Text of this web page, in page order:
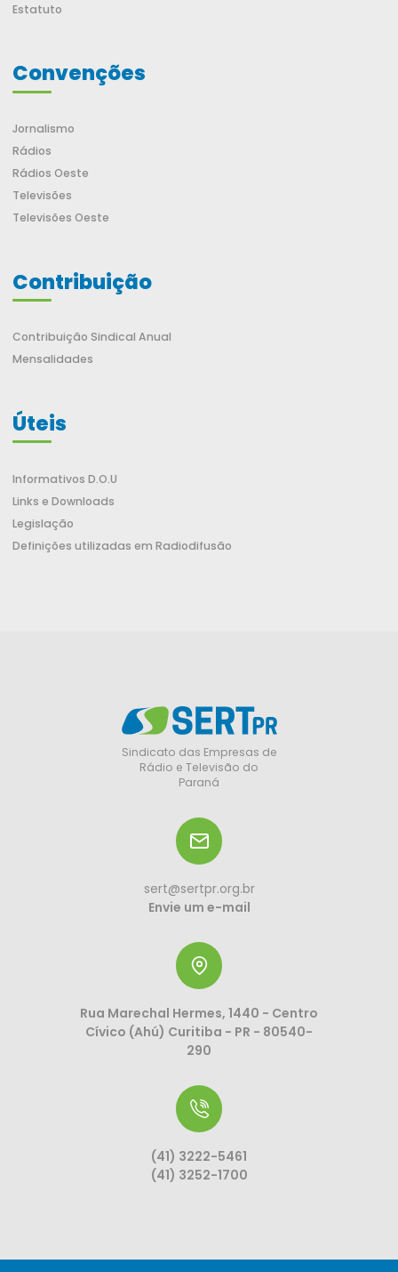
Estatuto
Convenções
Jornalismo
Rádios
Rádios Oeste
Televisões
Televisões Oeste
Contribuição
Contribuição Sindical Anual
Mensalidades
Úteis
Informativos D.O.U
Links e Downloads
Legislação
Definições utilizadas em Radiodifusão
Sindicato das Empresas de
Rádio e Televisão do
Paraná
sert@sertpr.org.br
Envie um e-mail
Rua Marechal Hermes, 1440 - Centro
Cívico (Ahú) Curitiba - PR - 80540-
290
(41) 3222-5461
(41) 3252-1700